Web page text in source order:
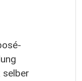
selber